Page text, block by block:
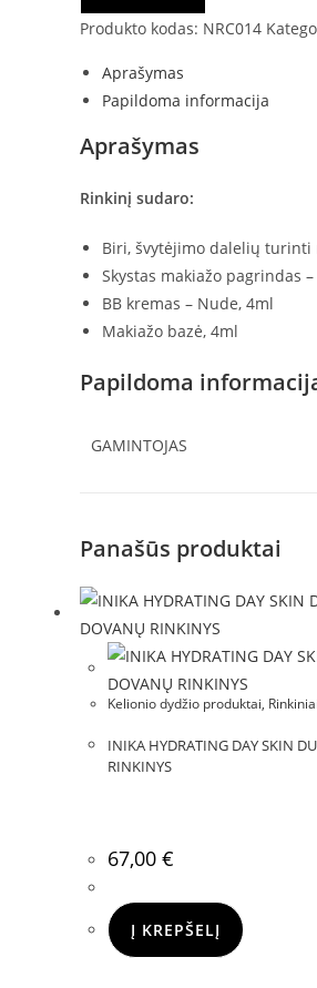
ORGANIC
MAKIAŽO
PAGRINDŲ
BANDOMASIS
-
Produkto kodas: NRC014
Aprašymas
Papildoma informacija
Aprašymas
Rinkinį sudaro:
Biri, švytėjimo dalelių
Skystas makiažo pagrindas
BB kremas – Nude, 4ml
Makiažo bazė, 4ml
Papildoma
GAMINTOJAS
Panašūs produktai
Kelionio dydžio produktai, Rinkiniai
INIKA HYDRATING DAY SKIN
RINKINYS
67,00 €
Į KREPŠELĮ